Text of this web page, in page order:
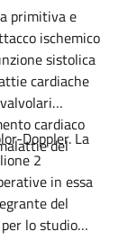
primitiva e
ischemico
sistolica
cardiache
cardiaco
del
Doppler. La
2
in essa
del
lo studio